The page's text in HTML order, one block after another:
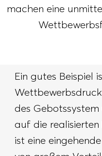
machen eine
Ein gutes Beispiel
des
auf die
ist eine